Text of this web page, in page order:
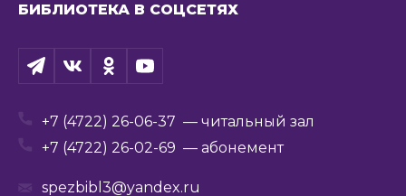
БИБЛИОТЕКА В СОЦСЕТЯХ
+7 (4722) 26-06-37 — читальный зал
+7 (4722) 26-02-69 — абонемент
spezbibl3@yandex.ru